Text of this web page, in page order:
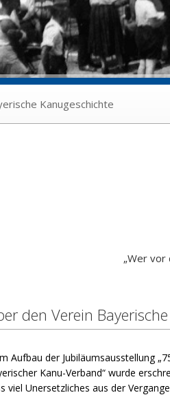
Kanugeschichte
„Wer vor
den Verein
Aufbau der Jubiläumsausstellung
Kanu-Verband“ wurde
viel Unersetzliches aus der